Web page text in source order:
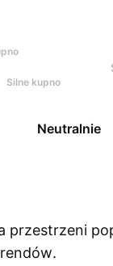
Silne kupno
Neutralnie
przestrzeni